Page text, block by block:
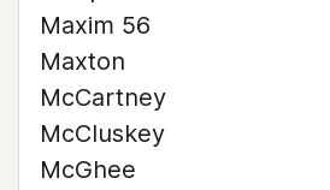
Maxim 56
Maxton
McCartney
McCluskey
McGhee